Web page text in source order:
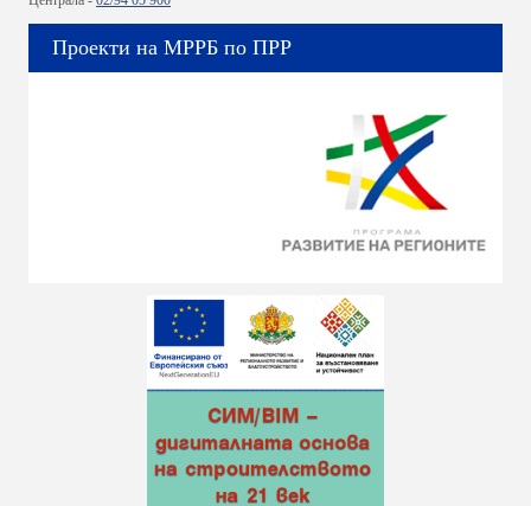
Проекти на МРРБ по ПРР